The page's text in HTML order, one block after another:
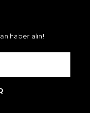
haber alın!